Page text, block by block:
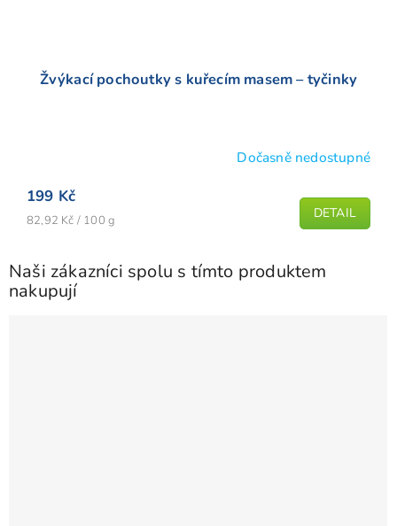
Žvýkací pochoutky s kuřecím masem – tyčinky
produktu
je
5
hvězdiček.
Dočasně nedostupné
199 Kč
Měrná
82,92 Kč / 100 g DETAIL
Naši zákazníci spolu s tímto produktem
nakupují